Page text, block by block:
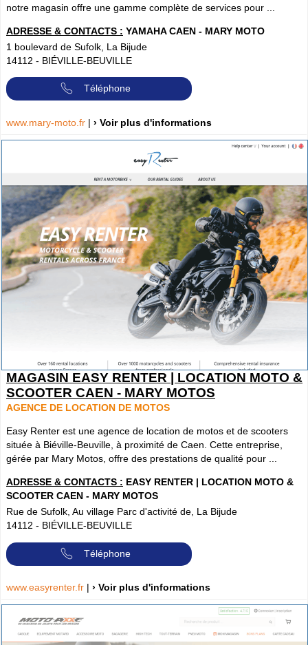
notre magasin offre une gamme complète de services pour ...
ADRESSE & CONTACTS : YAMAHA CAEN - MARY MOTO
1 boulevard de Sufolk, La Bijude
14112 - BIÉVILLE-BEUVILLE
Téléphone
www.mary-moto.fr | › Voir plus d'informations
MAGASIN EASY RENTER | LOCATION MOTO &
SCOOTER CAEN - MARY MOTOS
AGENCE DE LOCATION DE MOTOS
Easy Renter est une agence de location de motos et de scooters
située à Biéville-Beuville, à proximité de Caen. Cette entreprise,
gérée par Mary Motos, offre des prestations de qualité pour ...
ADRESSE & CONTACTS : EASY RENTER | LOCATION MOTO &
SCOOTER CAEN - MARY MOTOS
Rue de Sufolk, Au village Parc d'activité de, La Bijude
14112 - BIÉVILLE-BEUVILLE
Téléphone
www.easyrenter.fr | › Voir plus d'informations